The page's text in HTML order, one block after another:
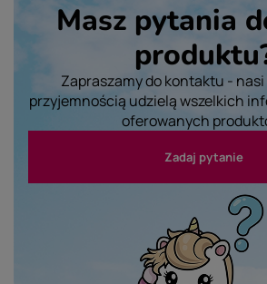
Masz pytania
Zapraszamy do kontaktu -
przyjemnością udzielą wszelkich
oferowanych
Zadaj pytanie